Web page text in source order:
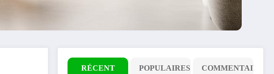
RÉCENT POPULAIRES COMMENTAIRE